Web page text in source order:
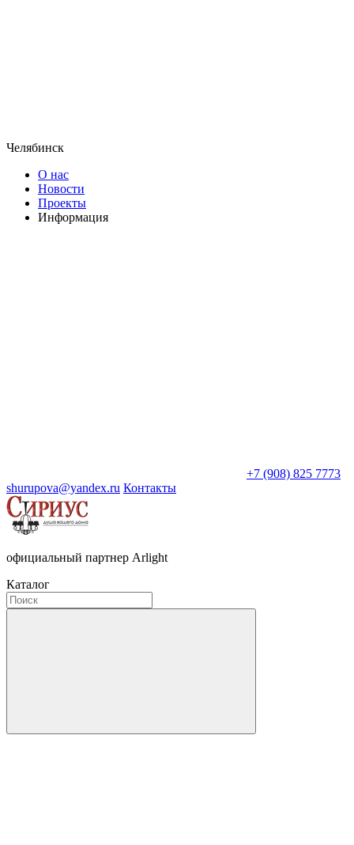
Челябинск
О нас
Новости
Проекты
Информация
+7 (908) 825 7773
shurupova@yandex.ru Контакты
официальный партнер Arlight
Каталог